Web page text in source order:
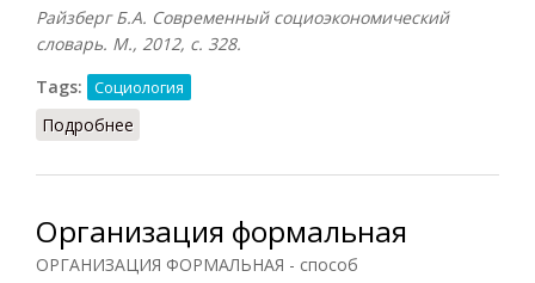
Райзберг Б.А. Современный социоэкономический
словарь. М., 2012, с. 328.
Tags:
Социология
Подробнее
Организация формальная
ОРГАНИЗАЦИЯ ФОРМАЛЬНАЯ - способ